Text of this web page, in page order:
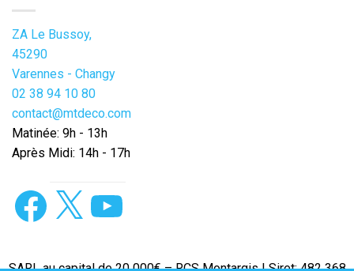
ZA Le Bussoy,
45290
Varennes - Changy
02 38 94 10 80
contact@mtdeco.com
Matinée: 9h - 13h
Après Midi: 14h - 17h
Facebook
X YouTube